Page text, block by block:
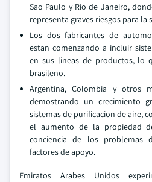
Sao Paulo y Rio de Janeiro,
representa graves riesgos para la
Los dos fabricantes de
estan comenzando a incluir
en sus lineas de productos, lo
brasileno.
Argentina, Colombia y otros
demostrando un crecimiento
sistemas de purificacion de aire,
el aumento de la propiedad
conciencia de los problemas
factores de apoyo.
Emiratos Arabes Unidos